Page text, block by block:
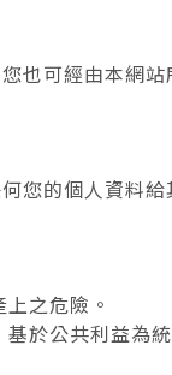
也可經由本網
您的個人資料
之危險。
於公共利益為